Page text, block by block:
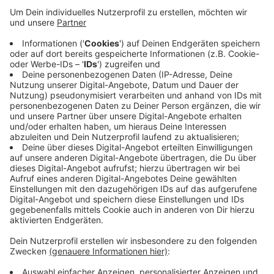
Anzeige
Anwohner, deren Haus in Kempen-Unterweiden steht,
kommen nur über eine Zufahrt auf Tönisvorster Gebiet
zu ihrem Haus. Der Weg ist aber so schlecht, dass sie
einen Umweg fahren müssen. Sie steht in Tönisvorst
nicht auf der Prioritätenliste für den Wege- und
Straßenbau. Nun haben sich beide Städte geeinigt: Die
Fläche, etwa so groß wie zwei Handballfelder, wird
kostenlos an Kempen übertragen.
Anzeige